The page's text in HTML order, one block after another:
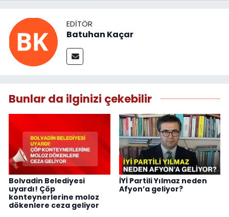
EDITÖR
Batuhan Kaçar
Bunlar da ilginizi çekebilir
Bolvadin Belediyesi
uyardı! Çöp
konteynerlerine moloz
dökenlere ceza geliyor
İYİ Partili Yılmaz neden
Afyon’a geliyor?